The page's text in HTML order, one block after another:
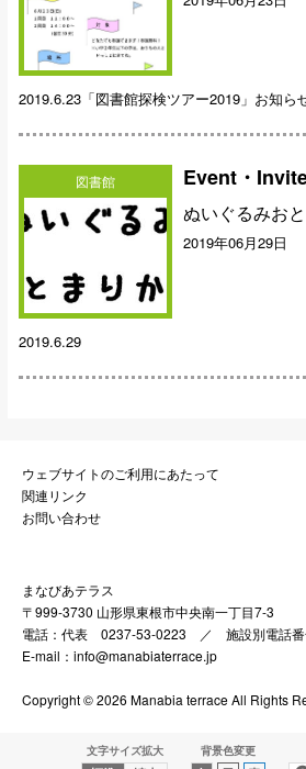
文字サイズ拡大 背景色変更
2019.6.23「図書館探検ツアー2019」お知ら
図書館 Event・
ぬいぐるみお
2019年06月29日
2019.6.29
ウェブサイトのご利用にあたって
関連リンク
お問い合わせ
まなびあテラス
〒999-3730 山形県東根市中央南一丁目7-3
電話：代表 0237-53-0223 ／ 施設別電話
E-mail：info@manabiaterrace.jp
Copyright © 2026 Manabia terrace All Rights